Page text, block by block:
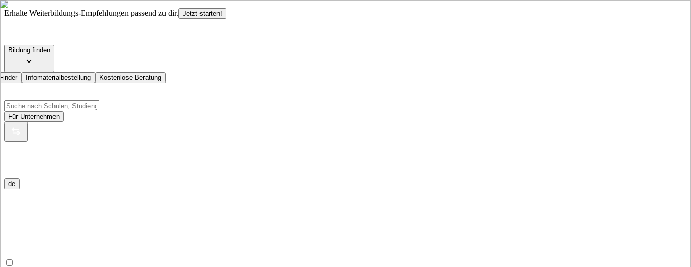
Erhalte Weiterbildungs-Empfehlungen passend zu dir. Jetzt starten!
Bildung finden
Infomaterialbestellung Kostenlose Beratung
Für Unternehmen
de